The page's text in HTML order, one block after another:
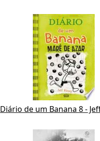
Diário de um Banana 8 -